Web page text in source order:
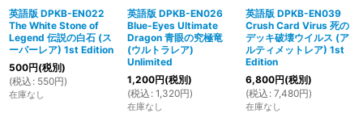
英語版 DPKB-EN022
The White Stone of
Legend 伝説の白石 (ス
ーパーレア) 1st Edition
500円(税別)
(税込 : 550円)
在庫なし
英語版 DPKB-EN026
Blue-Eyes Ultimate
Dragon 青眼の究極竜
(ウルトラレア)
Unlimited
1,200円(税別)
(税込 : 1,320円)
在庫なし
英語版 DPKB-EN039
Crush Card Virus 死の
デッキ破壊ウイルス (ア
ルティメットレア) 1st
Edition
6,800円(税別)
(税込 : 7,480円)
在庫なし